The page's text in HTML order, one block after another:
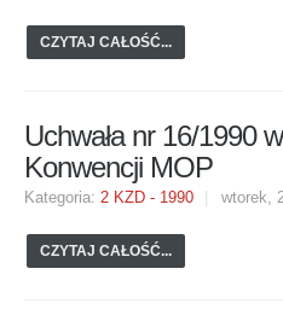
CZYTAJ CAŁOŚĆ...
Uchwała nr 16/1990
Konwencji MOP
Kategoria: 2 KZD - 1990 wtorek,
CZYTAJ CAŁOŚĆ...